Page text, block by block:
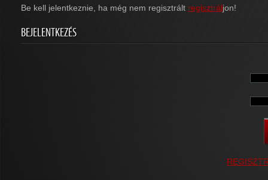
Be kell jelentkeznie, ha még nem regisztrált regisztráljon!
BEJELENTKEZÉS